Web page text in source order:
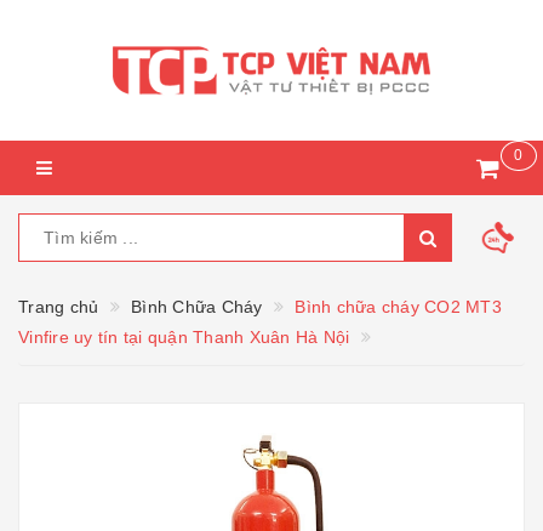
0
Trang chủ Bình Chữa Cháy
Bình chữa cháy CO2 MT3
Vinfire uy tín tại quận Thanh Xuân Hà Nội